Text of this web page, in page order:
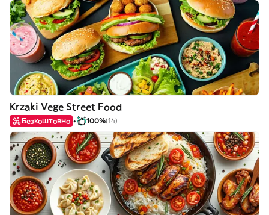
Krzaki Vege Street Food
Безкоштовно 100%(14)